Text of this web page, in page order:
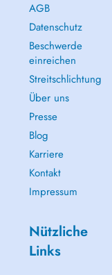
AGB
Datenschutz
Beschwerde
einreichen
Streitschlichtung
Über uns
Presse
Blog
Karriere
Kontakt
Impressum
Nützliche
Links